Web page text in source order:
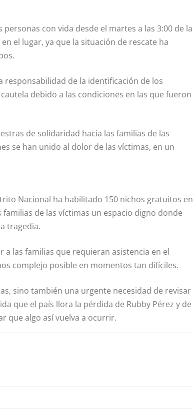
con vida desde el martes a las 3:00 de la
el lugar, ya que la situación de rescate ha
responsabilidad de la identificación de los
debido a las condiciones en las que fueron
de solidaridad hacia las familias de las
se han unido al dolor de las víctimas, en un
Nacional ha habilitado 150 nichos gratuitos en
de las víctimas un espacio digno donde
tragedia.
las familias que requieran asistencia en el
complejo posible en momentos tan difíciles.
sino también una urgente necesidad de revisar
que el país llora la pérdida de Rubby Pérez y de
que algo así vuelva a ocurrir.